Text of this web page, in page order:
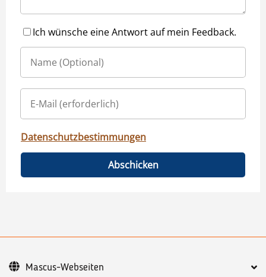
Ich wünsche eine Antwort auf mein Feedback.
Datenschutzbestimmungen
Abschicken
Mascus-Webseiten